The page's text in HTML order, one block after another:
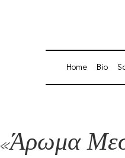
Home Bio
«Άρωμα